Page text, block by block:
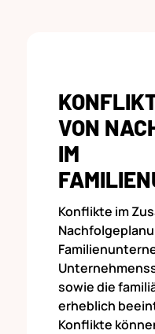
VON
IM
Konflikte im
sowie die
erheblich
Konflikte